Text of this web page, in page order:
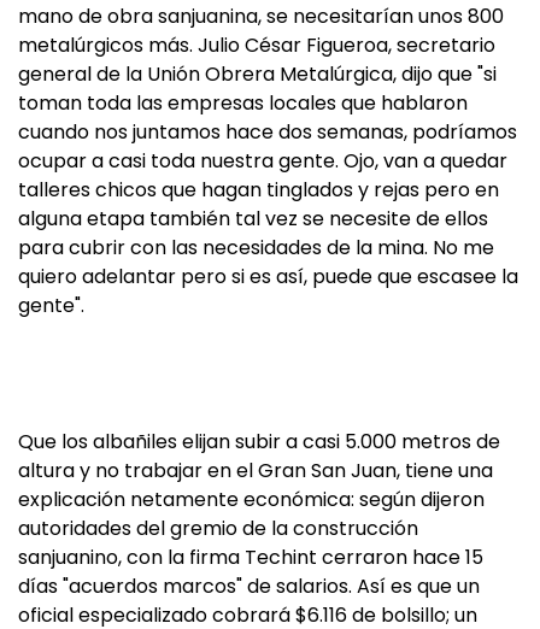
mano de obra sanjuanina, se necesitarían unos 800
metalúrgicos más. Julio César Figueroa, secretario
general de la Unión Obrera Metalúrgica, dijo que "si
toman toda las empresas locales que hablaron
cuando nos juntamos hace dos semanas, podríamos
ocupar a casi toda nuestra gente. Ojo, van a quedar
talleres chicos que hagan tinglados y rejas pero en
alguna etapa también tal vez se necesite de ellos
para cubrir con las necesidades de la mina. No me
quiero adelantar pero si es así, puede que escasee la
gente".
Que los albañiles elijan subir a casi 5.000 metros de
altura y no trabajar en el Gran San Juan, tiene una
explicación netamente económica: según dijeron
autoridades del gremio de la construcción
sanjuanino, con la firma Techint cerraron hace 15
días "acuerdos marcos" de salarios. Así es que un
oficial especializado cobrará $6.116 de bolsillo; un